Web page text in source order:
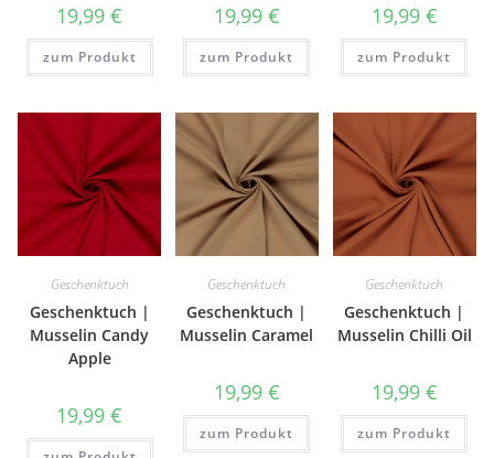
19,99€
zum Produkt
19,99 €
zum Produkt
19,99 €
zum Produkt
Geschenktuch
Geschenktuch |
Musselin Candy
Apple
19,99€
Geschenktuch
Geschenktuch |
Musselin Caramel
19,99 €
zum Produkt
Geschenktuch
Geschenktuch |
Musselin Chilli Oil
19,99 €
zum Produkt